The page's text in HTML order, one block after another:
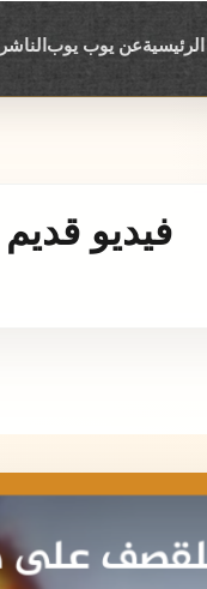
الرئيسيةعن يوب يوب
فيديو